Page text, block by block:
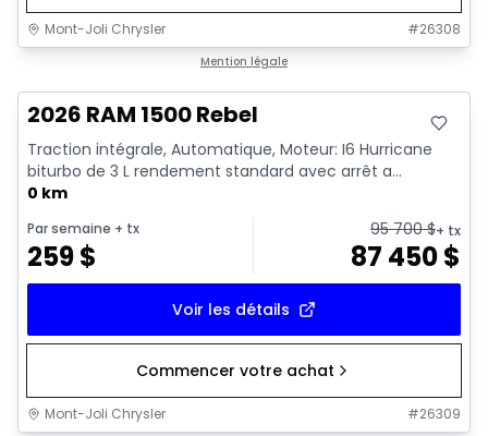
Mont-Joli Chrysler #26308
Mention légale
2026 RAM 1500 Rebel
Traction intégrale, Automatique, Moteur: I6 Hurricane
biturbo de 3 L rendement standard avec arrêt a...
0 km
Par semaine + tx
259$
95 700$+ tx
87 450$
Voir les détails
Commencer votre achat
Mont-Joli Chrysler #26309